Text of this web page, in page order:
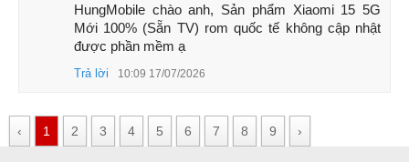
HungMobile chào anh, Sản phẩm Xiaomi 15 5G
Mới 100% (Sẵn TV) rom quốc tế không cập nhật
được phần mềm ạ
Trả lời 10:09 17/07/2026
‹ 1 2 3 4 5 6 7 8 9 ›